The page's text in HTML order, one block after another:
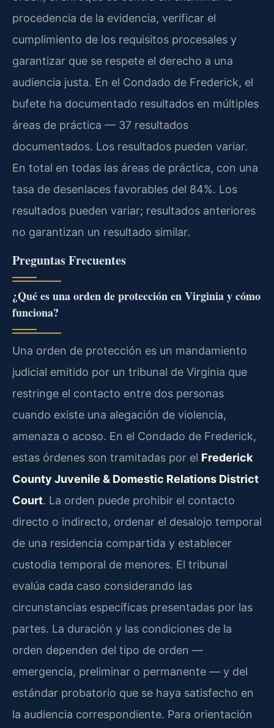
procedencia de la evidencia, verificar el
cumplimiento de los requisitos procesales y
garantizar que se respete el derecho a una
audiencia justa. En el Condado de Frederick, el
bufete ha documentado resultados en múltiples
áreas de práctica — 37 resultados
documentados. Los resultados pueden variar.
En total en todas las áreas de práctica, con una
tasa de desenlaces favorables del 84%. Los
resultados pueden variar; resultados anteriores
no garantizan un resultado similar.
Preguntas Frecuentes
¿Qué es una orden de protección en Virginia y cómo
funciona?
Una orden de protección es un mandamiento
judicial emitido por un tribunal de Virginia que
restringe el contacto entre dos personas
cuando existe una alegación de violencia,
amenaza o acoso. En el Condado de Frederick,
estas órdenes son tramitadas por el Frederick
County Juvenile & Domestic Relations District
Court. La orden puede prohibir el contacto
directo o indirecto, ordenar el desalojo temporal
de una residencia compartida y establecer
custodia temporal de menores. El tribunal
evalúa cada caso considerando las
circunstancias específicas presentadas por las
partes. La duración y las condiciones de la
orden dependen del tipo de orden —
emergencia, preliminar o permanente — y del
estándar probatorio que se haya satisfecho en
la audiencia correspondiente. Para orientación